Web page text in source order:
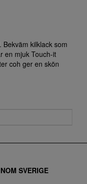
kilklack som
en mjuk Touch-it
coh ger en skön
SVERIGE